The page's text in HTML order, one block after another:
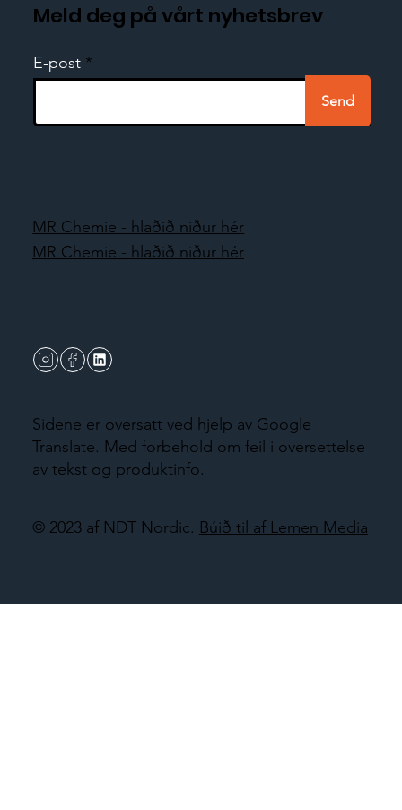
© 2023 af NDT Nordic. Búið til af Lemen Media
Meld deg på vårt nyhetsbrev
E-post
Send
Sidene er oversatt ved hjelp av Google
Translate. Med forbehold om feil i oversettelse
av tekst og produktinfo.
MR Chemie - hlaðið niður hér
MR Chemie - hlaðið niður hér